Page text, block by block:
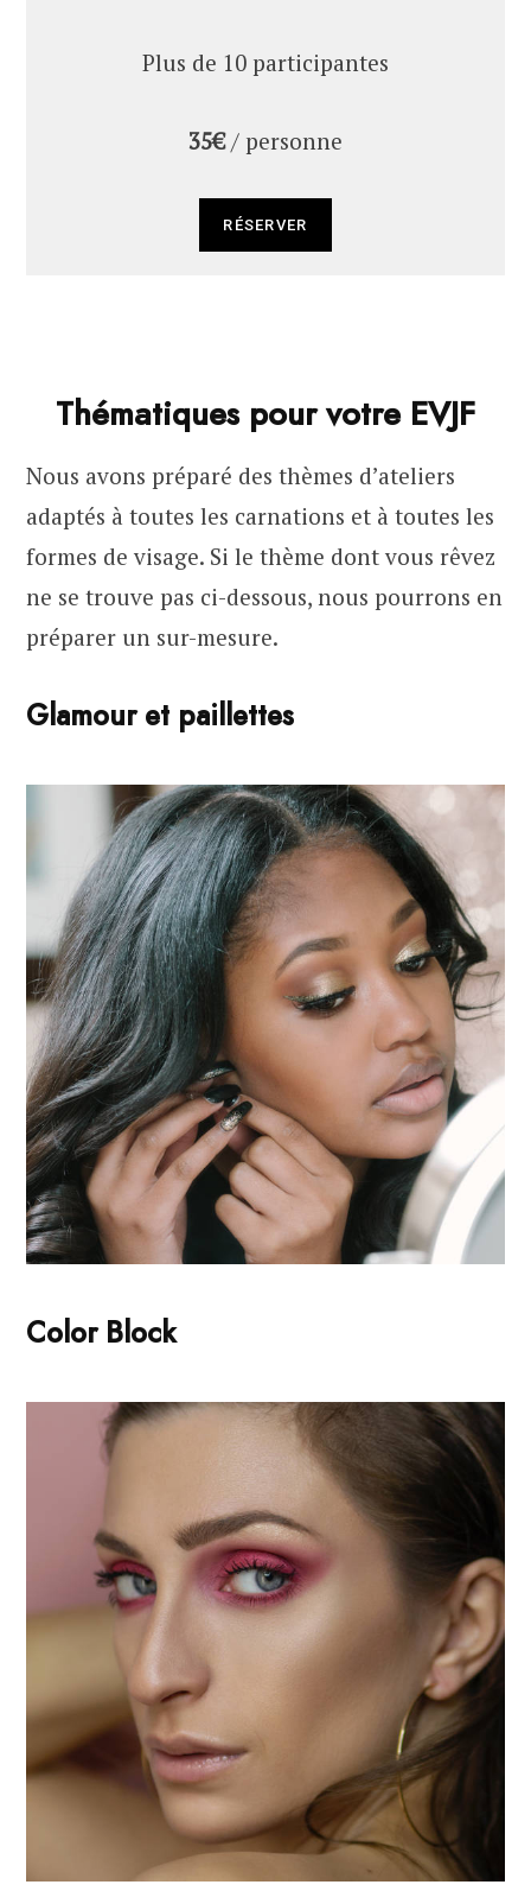
Plus de 10 participantes
35€/ personne
RÉSERVER
Thématiques pour votre EVJF
Nous avons préparé des thèmes d’ateliers
adaptés à toutes les carnations et à toutes les
formes de visage. Si le thème dont vous rêvez
ne se trouve pas ci-dessous, nous pourrons en
préparer un sur-mesure.
Glamour et paillettes
Color Block